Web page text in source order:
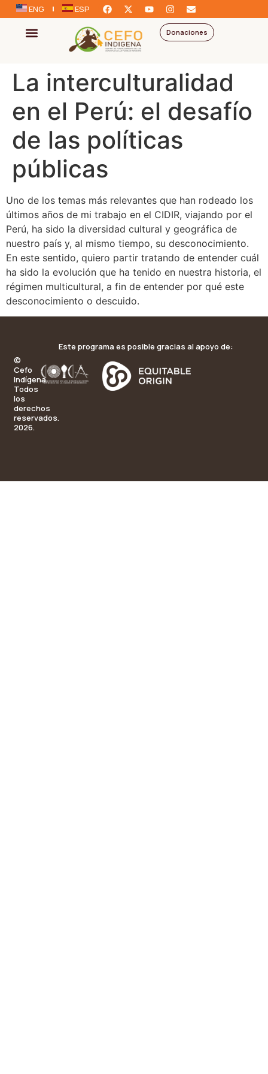
ENG ESP
Donaciones
La interculturalidad
en el Perú: el desafío
de las políticas
públicas
Uno de los temas más relevantes que han rodeado los
últimos años de mi trabajo en el CIDIR, viajando por el
Perú, ha sido la diversidad cultural y geográfica de
nuestro país y, al mismo tiempo, su desconocimiento.
En este sentido, quiero partir tratando de entender cuál
ha sido la evolución que ha tenido en nuestra historia, el
régimen multicultural, a fin de entender por qué este
desconocimiento o descuido.
©
Cefo
Indígena.
Todos
los
derechos
reservados.
2026.
Este programa es posible gracias al apoyo de: